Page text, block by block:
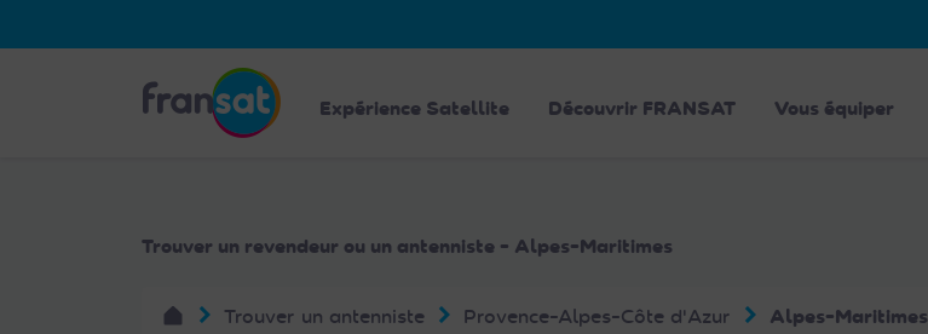
noter
Expérience Satellite Découvrir FRANSAT Vous équiper
Trouver un revendeur ou un antenniste - Alpes-Maritimes
Trouver un antenniste Provence-Alpes-Côte d'Azur Alpes-Maritimes